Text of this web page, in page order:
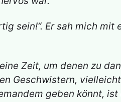
sein!“. Er sah mich mit
Zeit, um denen zu
Geschwistern,
geben könnt, ist